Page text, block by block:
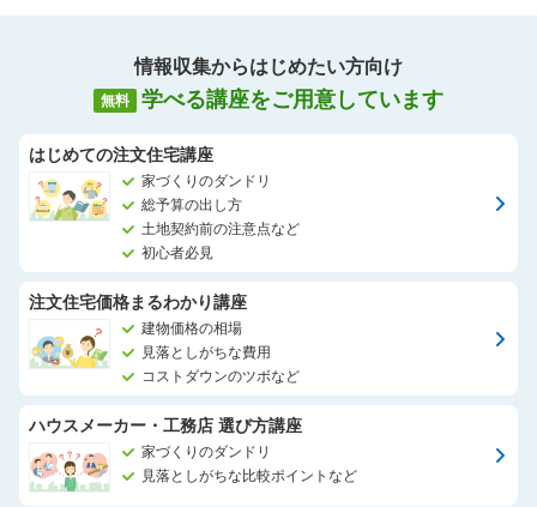
情報収集からはじめたい方向け
無料 学べる講座をご用意しています
はじめての注文住宅講座
家づくりのダンドリ
総予算の出し方
土地契約前の注意点など
初心者必見
注文住宅価格まるわかり講座
建物価格の相場
見落としがちな費用
コストダウンのツボなど
ハウスメーカー・工務店 選び方講座
家づくりのダンドリ
見落としがちな比較ポイントなど